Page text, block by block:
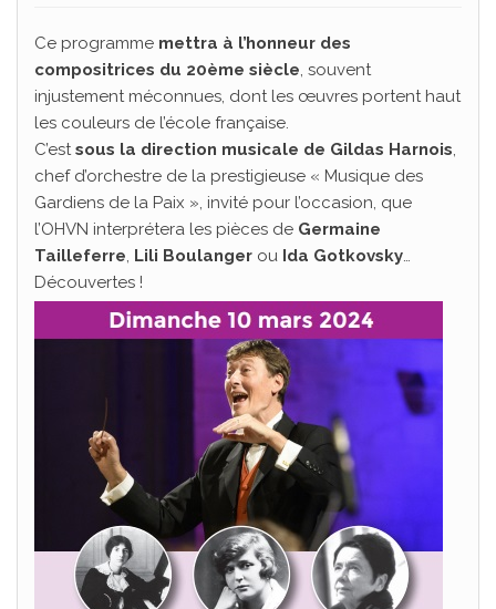
Ce programme mettra à l’honneur des
compositrices du 20ème siècle, souvent
injustement méconnues, dont les œuvres portent haut
les couleurs de l’école française.
C’estsous la direction musicale de Gildas Harnois,
chef d’orchestre de la prestigieuse « Musique des
Gardiens de la Paix », invité pour l’occasion, que
l’OHVN interprétera les pièces de Germaine
Tailleferre, Lili Boulanger ou Ida Gotkovsky…
Découvertes !